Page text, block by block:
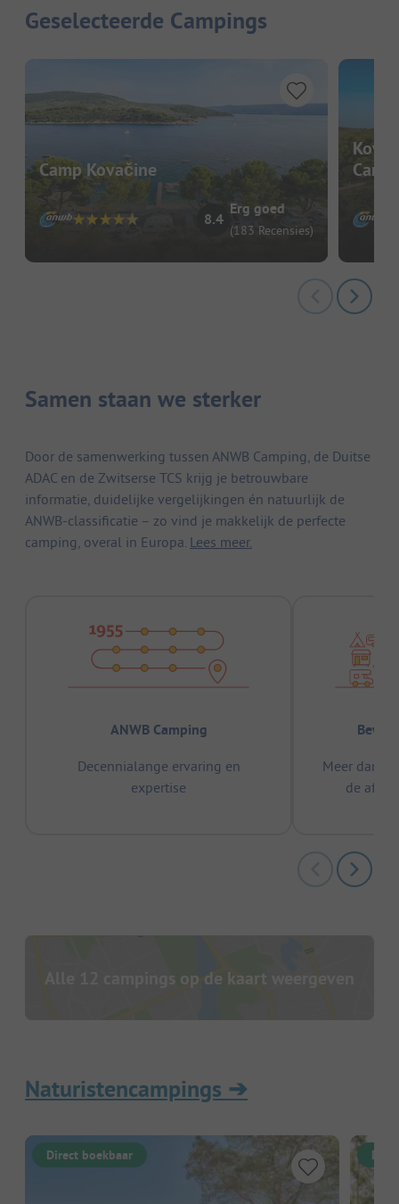
Geselecteerde Campings
Camp Kovačine
8.4
Erg goed
(183 Recensies)
Samen staan we sterker
Door de samenwerking tussen ANWB Camping, de Duitse
ADAC en de Zwitserse TCS krijg je betrouwbare
informatie, duidelijke vergelijkingen én natuurlijk de
ANWB-classificatie – zo vind je makkelijk de perfecte
camping, overal in Europa. Lees meer.
ANWB Camping
Decennialange ervaring en
expertise
Meer dan
de
Alle 12 campings op de kaart weergeven
Naturistencampings ➔
Direct boekbaar